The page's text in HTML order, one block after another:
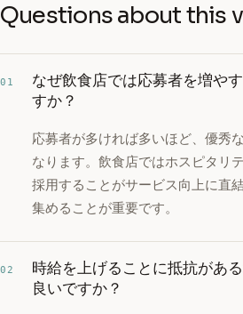
Questions about this
01
なぜ飲食店では応募者を増や
すか？
応募者が多ければ多いほど、優秀
なります。飲食店ではホスピタリ
採用することがサービス向上に直
集めることが重要です。
02
時給を上げることに抵抗があ
良いですか？